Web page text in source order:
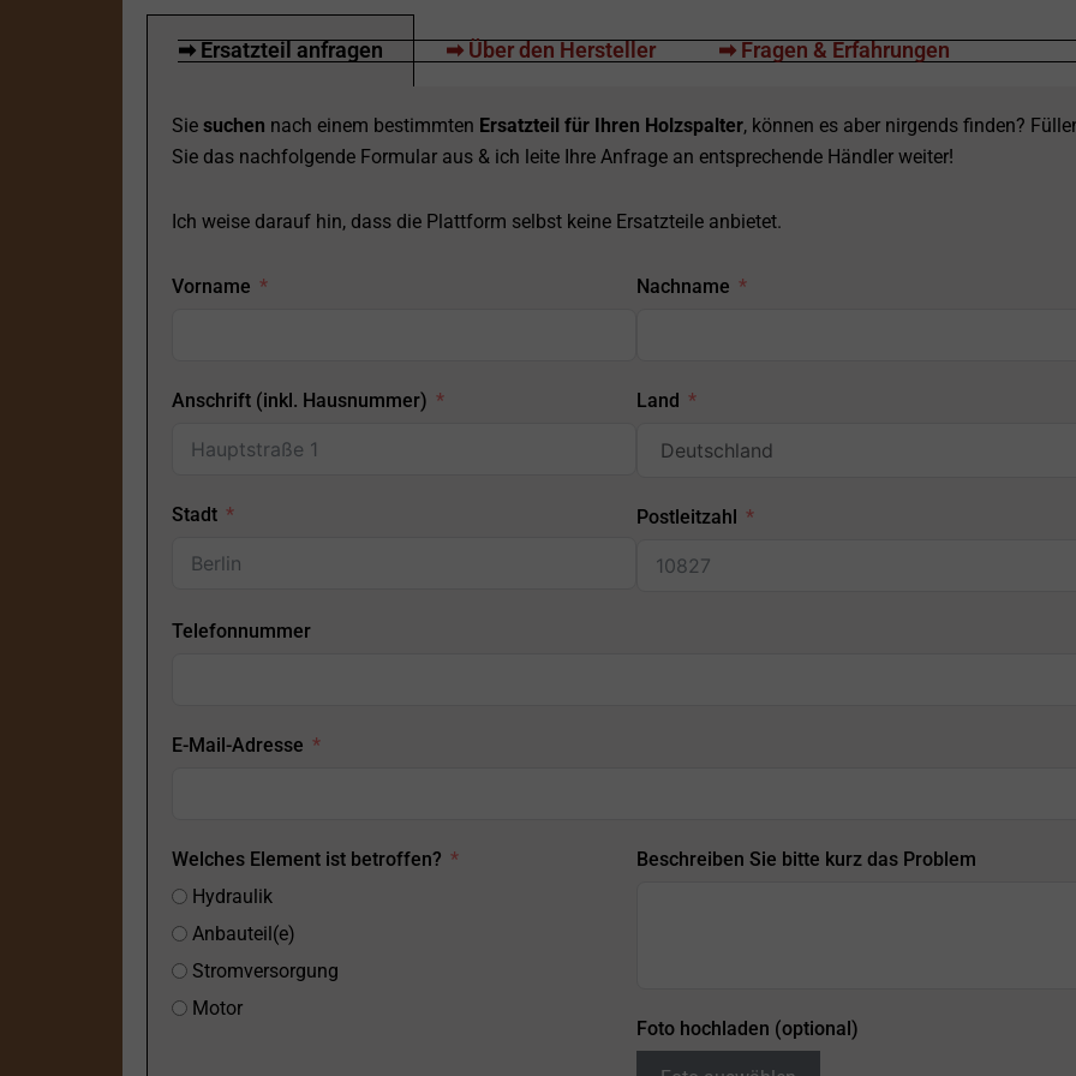
➡ Ersatzteil anfragen ➡ Über den Hersteller ➡ Fragen & Erfahrungen
Sie suchen nach einem bestimmten Ersatzteil für Ihren Holzspalter, können es aber nirgends finden?
Sie das nachfolgende Formular aus & ich leite Ihre Anfrage an entsprechende Händler weiter!
Ich weise darauf hin, dass die Plattform selbst keine Ersatzteile anbietet.
Vorname Nachname
Anschrift (inkl. Hausnummer)
Stadt
Land
Postleitzahl
Telefonnummer
E-Mail-Adresse
Welches Element ist betroffen?
Hydraulik
Anbauteil(e)
Stromversorgung
Motor
Beschreiben Sie bitte kurz das Problem
Foto hochladen (optional)